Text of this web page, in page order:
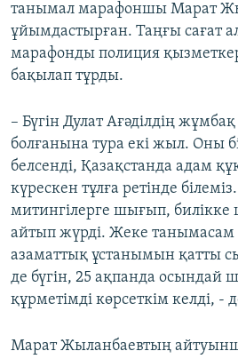
танымал марафоншы Марат
ұйымдастырған. Таңғы сағат
марафонды полиция
бақылап тұрды.
– Бүгін Дулат Ағәділдің
болғанына тура екі жыл. Оны
белсенді, Қазақстанда адам
күрескен тұлға ретінде
митингілерге шығып,
айтып жүрді. Жеке танымасам
азаматтық ұстанымын қатты
де бүгін, 25 ақпанда осындай
құрметімді көрсеткім келді,
Марат Жыланбаевтың